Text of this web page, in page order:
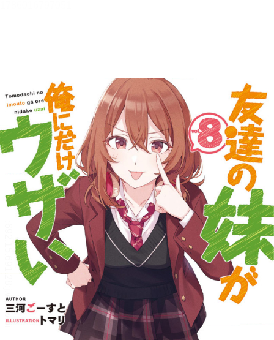
【立ち読み版】
三河 ごーすと
目次
目次を表示します。
この作品について
この作品の書誌情報を表示します。
本文検索
本文内から文字を検索します。
リーダー設定
文字サイズ、エフェクトの変更などを行います。